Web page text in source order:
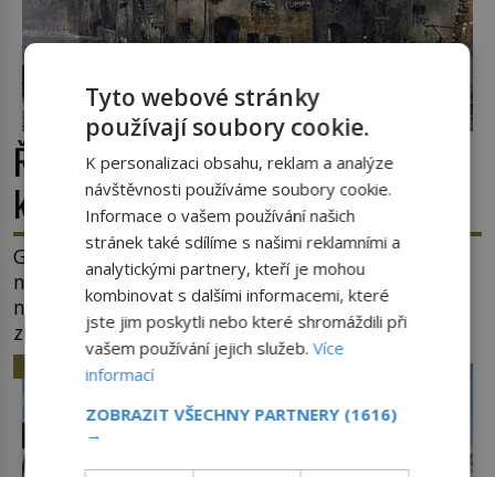
Římské ghetto: Místo, kam papež
kamenem dohodil
Ghetto je část města, kde musí žít, většinou
nedobrovolně, náboženská, rasová nebo
národnostní menšina obyvatel. Bohaté historické
zkušenosti mají s takovým životem Židé. Už od
středověku jsou totiž v každou chvíli nuceni v
nějakém žít. Mezi ty nejslavnější patří i římské
ghetto založené v roce 1555. Pokud jde o vztah
k Židům, nemá se Řím čím chlubit. […]
HISTORIE
Tyto webové stránky
používají soubory cookie.
K personalizaci obsahu, reklam a analýze
návštěvnosti používáme soubory cookie.
Informace o vašem používání našich
stránek také sdílíme s našimi reklamními a
analytickými partnery, kteří je mohou
kombinovat s dalšími informacemi, které
jste jim poskytli nebo které shromáždili při
vašem používání jejich služeb.Více
informací
ZOBRAZIT VŠECHNY PARTNERY (1616)
→